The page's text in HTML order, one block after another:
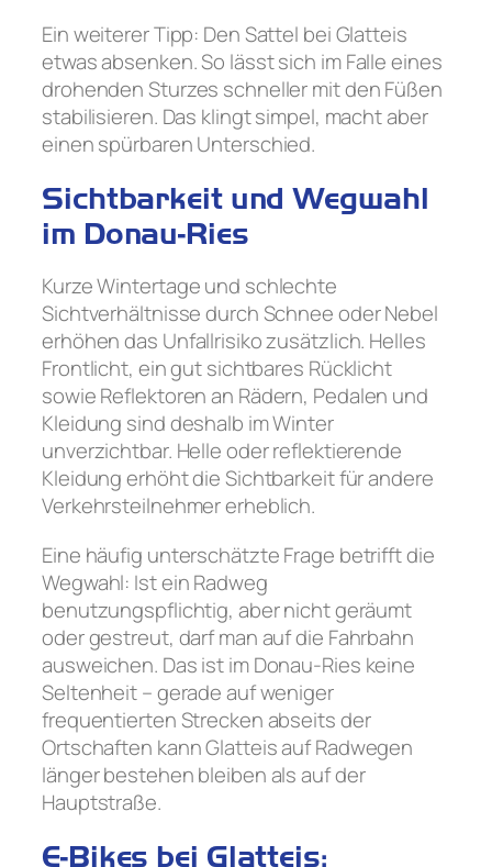
Ein weiterer Tipp: Den Sattel bei Glatteis
etwas absenken. So lässt sich im Falle eines
drohenden Sturzes schneller mit den Füßen
stabilisieren. Das klingt simpel, macht aber
einen spürbaren Unterschied.
Sichtbarkeit und Wegwahl
im Donau-Ries
Kurze Wintertage und schlechte
Sichtverhältnisse durch Schnee oder Nebel
erhöhen das Unfallrisiko zusätzlich. Helles
Frontlicht, ein gut sichtbares Rücklicht
sowie Reflektoren an Rädern, Pedalen und
Kleidung sind deshalb im Winter
unverzichtbar. Helle oder reflektierende
Kleidung erhöht die Sichtbarkeit für andere
Verkehrsteilnehmer erheblich.
Eine häufig unterschätzte Frage betrifft die
Wegwahl: Ist ein Radweg
benutzungspflichtig, aber nicht geräumt
oder gestreut, darf man auf die Fahrbahn
ausweichen. Das ist im Donau-Ries keine
Seltenheit – gerade auf weniger
frequentierten Strecken abseits der
Ortschaften kann Glatteis auf Radwegen
länger bestehen bleiben als auf der
Hauptstraße.
E-Bikes bei Glatteis: